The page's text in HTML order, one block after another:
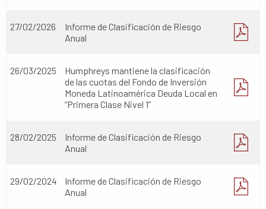
27/02/2026
Informe de Clasificación de Riesgo
Anual
26/03/2025
Humphreys mantiene la clasificación
de las cuotas del Fondo de Inversión
Moneda Latinoamérica Deuda Local en
“Primera Clase Nivel 1”
28/02/2025
Informe de Clasificación de Riesgo
Anual
29/02/2024
Informe de Clasificación de Riesgo
Anual